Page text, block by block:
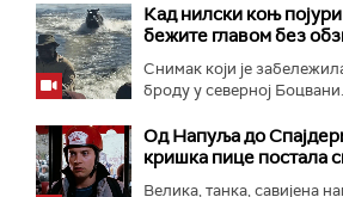
Кад нилски коњ
бежите главом без
Снимак који је
броду у северној
Од Напуља до
кришка пице постала
Велика, танка, савијена